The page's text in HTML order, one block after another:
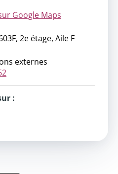
Google Maps
2e étage, Aile F
externes
: